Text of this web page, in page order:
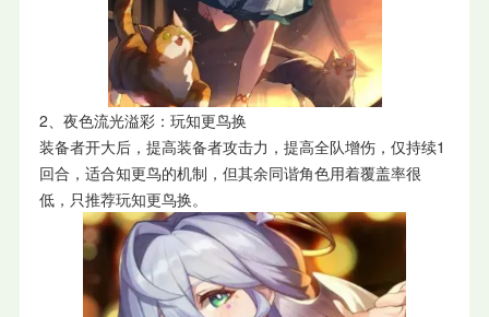
2、夜色流光溢彩：玩知更鸟换
装备者开大后，提高装备者攻击力，提高全队增伤，仅持续1
回合，适合知更鸟的机制，但其余同谐角色用着覆盖率很
低，只推荐玩知更鸟换。